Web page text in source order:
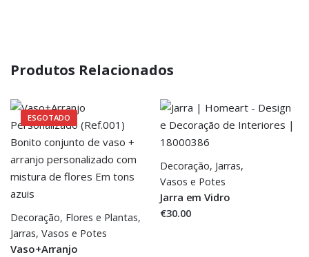
Produtos Relacionados
ESGOTADO
Decoração, Flores e Plantas,
Jarras, Vasos e Potes
Vaso+Arranjo
Decoração, Jarras,
Vasos e Potes
Jarra em Vidro
€30.00